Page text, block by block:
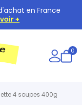
en France
+
0
4 soupes 400g